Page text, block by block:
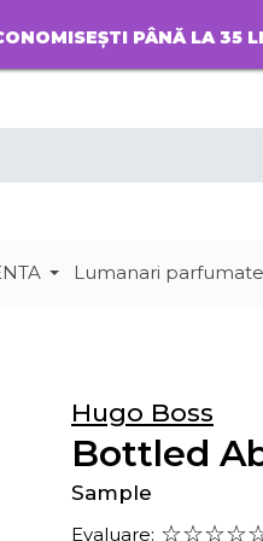
PÂNĂ LA 35
Lumanari parfumate
Hugo Boss
Bottled
Sample
Evaluare: